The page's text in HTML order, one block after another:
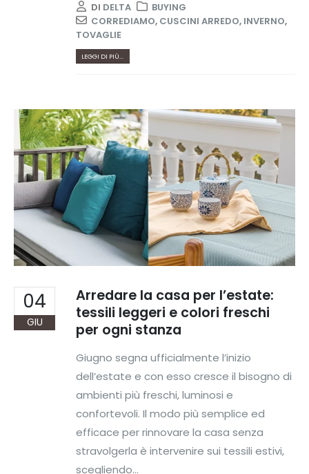
DI DELTA
BUYING
CORREDIAMO, CUSCINI ARREDO, INVERNO,
TOVAGLIE
LEGGI DI PIÙ...
04
GIU
Arredare la casa per l’estate:
tessili leggeri e colori freschi
per ogni stanza
Giugno segna ufficialmente l’inizio
dell’estate e con esso cresce il bisogno di
ambienti più freschi, luminosi e
confortevoli. Il modo più semplice ed
efficace per rinnovare la casa senza
stravolgerla è intervenire sui tessili estivi,
scegliendo...